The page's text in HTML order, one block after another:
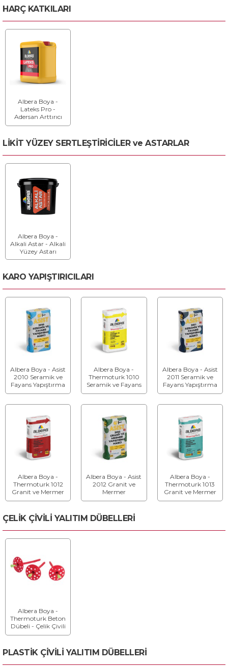
HARÇ KATKILARI
Albera Boya -
Lateks Pro -
Adersan Arttırıcı
Su Geçirmezlik
LİKİT YÜZEY SERTLEŞTİRİCİLER ve ASTARLAR
Albera Boya -
Alkali Astar - Alkali
Yüzey Astarı
KARO YAPIŞTIRICILARI
Albera Boya - Asist
2010 Seramik ve
Fayans Yapıştırma
Harcı - Yapıştırma
Albera Boya -
Thermoturk 1010
Seramik ve Fayans
Yapıştırma Harcı (
Harcı
Albera Boya - Asist
2011 Seramik ve
Fayans Yapıştırma
Harcı - Yapıştırma
Albera Boya -
Thermoturk 1012
Granit ve Mermer
Yapıştırma Harcı (
Mermer
Yapıştırma Harcı
Albera Boya - Asist
2012 Granit ve
Mermer
Yapıştırma Harcı -
Albera Boya -
Thermoturk 1013
Granit ve Mermer
Yapıştırma Harcı (
ÇELİK ÇİVİLİ YALITIM DÜBELLERİ
Albera Boya -
Thermoturk Beton
Dübeli - Çelik Çivili
Dübel
PLASTİK ÇİVİLİ YALITIM DÜBELLERİ